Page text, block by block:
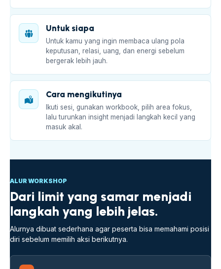
Untuk siapa
Untuk kamu yang ingin membaca ulang pola
keputusan, relasi, uang, dan energi sebelum
bergerak lebih jauh.
Cara mengikutinya
Ikuti sesi, gunakan workbook, pilih area fokus,
lalu turunkan insight menjadi langkah kecil yang
masuk akal.
ALUR WORKSHOP
Dari limit yang samar menjadi
langkah yang lebih jelas.
Alurnya dibuat sederhana agar peserta bisa memahami posisi
diri sebelum memilih aksi berikutnya.